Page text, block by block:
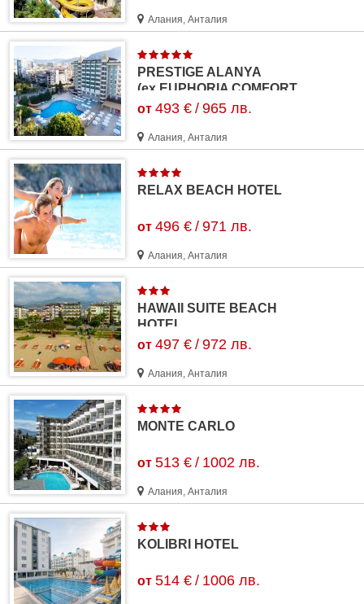
Алания, Анталия
PRESTIGE ALANYA
(ex.EUPHORIA COMFORT
BEACH ALANYA)
от 493 € / 965 лв.
Алания, Анталия
RELAX BEACH HOTEL
от 496 € / 971 лв.
Алания, Анталия
HAWAII SUITE BEACH
HOTEL
от 497 € / 972 лв.
Алания, Анталия
MONTE CARLO
от 513 € / 1002 лв.
Алания, Анталия
KOLIBRI HOTEL
от 514 € / 1006 лв.